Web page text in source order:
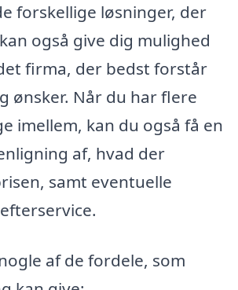
forskellige løsninger, der
også give dig mulighed
firma, der bedst forstår
ønsker. Når du har flere
imellem, kan du også få en
af, hvad der
samt eventuelle
af de fordele, som